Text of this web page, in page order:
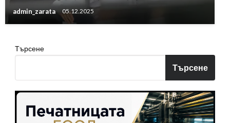
admin_zarata 05.12.2025
Търсене
Търсене